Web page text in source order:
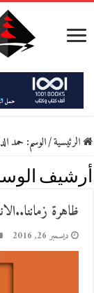
الرئيسية/الوسم: حمد
أرشيف
ظاهرة
ديسمبر 26, 2016